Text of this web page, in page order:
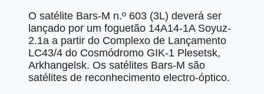
O satélite Bars-M n.º 603 (3L) deverá ser
lançado por um foguetão 14A14-1A Soyuz-
2.1a a partir do Complexo de Lançamento
LC43/4 do Cosmódromo GIK-1 Plesetsk,
Arkhangelsk. Os satélites Bars-M são
satélites de reconhecimento electro-óptico.